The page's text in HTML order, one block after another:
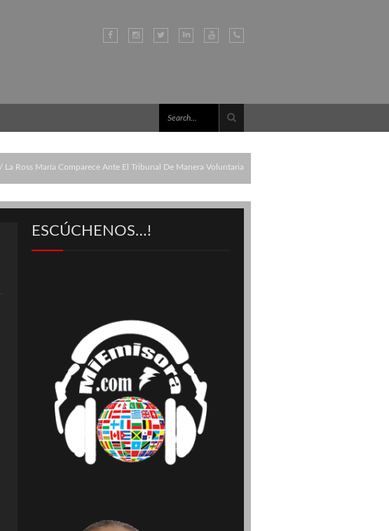
La Ross María Comparece Ante El Tribunal De Manera Voluntaria
ESCÚCHENOS…!